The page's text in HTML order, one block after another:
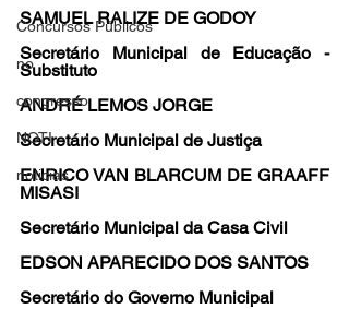
Concursos Públicos
no
congresso
NOTI
noticias
SAMUEL RALIZE DE GODOY
Secretário Municipal de Educação -
Substituto
ANDRÉ LEMOS JORGE
Secretário Municipal de Justiça
ENRICO VAN BLARCUM DE GRAAFF
MISASI
Secretário Municipal da Casa Civil
EDSON APARECIDO DOS SANTOS
Secretário do Governo Municipal